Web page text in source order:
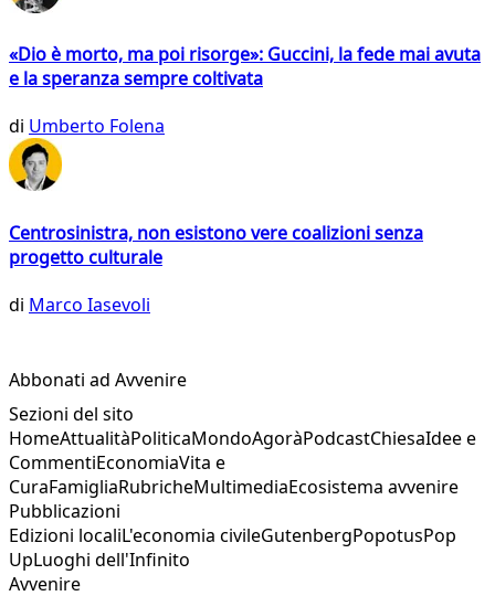
«Dio è morto, ma poi risorge»: Guccini, la fede mai avuta
e la speranza sempre coltivata
di Umberto Folena
Centrosinistra, non esistono vere coalizioni senza
progetto culturale
di Marco Iasevoli
Abbonati ad Avvenire
Sezioni del sito
HomeAttualitàPoliticaMondoAgoràPodcastChiesaIdee e
CommentiEconomiaVita e
CuraFamigliaRubricheMultimediaEcosistema avvenire
Pubblicazioni
Edizioni localiL'economia civileGutenbergPopotusPop
UpLuoghi dell'Infinito
Avvenire